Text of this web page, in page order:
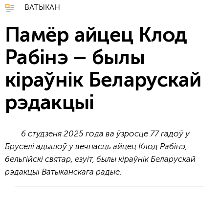
ВАТЫКАН
Памёр айцец Клод
Рабінэ – былы
кіраўнік Беларускай
рэдакцыі
6 студзеня 2025 года ва ўзросце 77 гадоў у
Бруселі адышоў у вечнасць айцец Клод Рабінэ,
бельгійскі святар, езуіт, былы кіраўнік Беларускай
рэдакцыі Ватыканскага радыё.